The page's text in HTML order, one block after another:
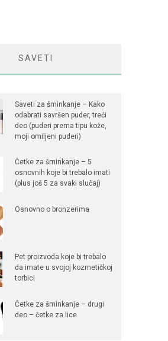
SAVETI
Saveti za šminkanje – Kako
odabrati savršen puder, treći
deo (puderi prema tipu kože,
moji omiljeni puderi)
Četke za šminkanje – 5
osnovnih koje bi trebalo imati
(plus još 5 za svaki slučaj)
Osnovno o bronzerima
Pet proizvoda koje bi trebalo
da imate u svojoj kozmetičkoj
torbici
Četke za šminkanje – drugi
deo – četke za lice